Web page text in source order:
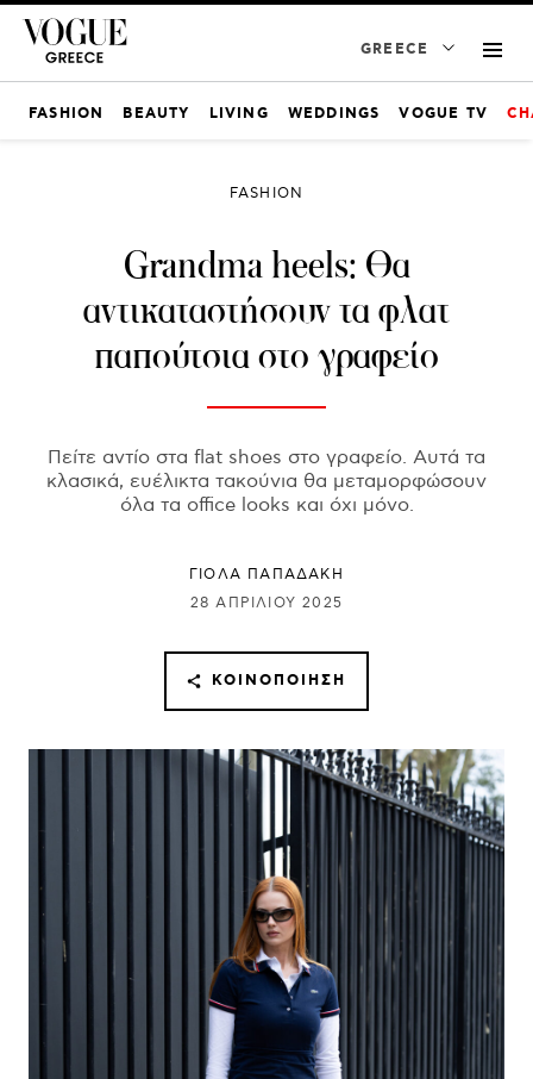
GREECE
FASHION BEAUTY LIVING WEDDINGS VOGUE TV
FASHION
Grandma heels: Θα
αντικαταστήσουν τα φλατ
παπούτσια στο γραφείο
Πείτε αντίο στα flat shoes στο γραφείο. Αυτά τα
κλασικά, ευέλικτα τακούνια θα μεταμορφώσουν
όλα τα office looks και όχι μόνο.
ΓΙΌΛΑ ΠΑΠΑΔΆΚΗ
28 ΑΠΡΙΛΊΟΥ 2025
ΚΟΙΝΟΠΟΊΗΣΗ